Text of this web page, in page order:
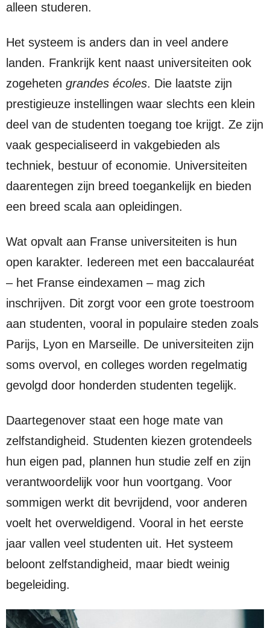
alleen studeren.
Het systeem is anders dan in veel andere
landen. Frankrijk kent naast universiteiten ook
zogeheten grandes écoles. Die laatste zijn
prestigieuze instellingen waar slechts een klein
deel van de studenten toegang toe krijgt. Ze zijn
vaak gespecialiseerd in vakgebieden als
techniek, bestuur of economie. Universiteiten
daarentegen zijn breed toegankelijk en bieden
een breed scala aan opleidingen.
Wat opvalt aan Franse universiteiten is hun
open karakter. Iedereen met een baccalauréat
– het Franse eindexamen – mag zich
inschrijven. Dit zorgt voor een grote toestroom
aan studenten, vooral in populaire steden zoals
Parijs, Lyon en Marseille. De universiteiten zijn
soms overvol, en colleges worden regelmatig
gevolgd door honderden studenten tegelijk.
Daartegenover staat een hoge mate van
zelfstandigheid. Studenten kiezen grotendeels
hun eigen pad, plannen hun studie zelf en zijn
verantwoordelijk voor hun voortgang. Voor
sommigen werkt dit bevrijdend, voor anderen
voelt het overweldigend. Vooral in het eerste
jaar vallen veel studenten uit. Het systeem
beloont zelfstandigheid, maar biedt weinig
begeleiding.